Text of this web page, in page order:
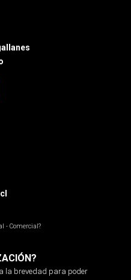
- Comercial?
la brevedad para poder